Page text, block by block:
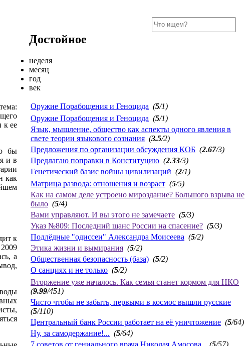
к ее
бы
и в
как
к
а
Достойное
неделя
месяц
год
век
Оружие Порабощения и Геноцида (5/1)
Оружие Порабощения и Геноцида (5/1)
Язык, мышление, общество как аспекты одного явления в
свете теории языкового сознания (3.5/2)
Предложения по организации обсуждения КОБ (2.67/3)
Предлагаю поправки в Конституцию (2.33/3)
Генетический базис войны цивилизаций (2/1)
Матрица развода: отношения и возраст (5/5)
Как на самом деле устроено мироздание? Большого взрыва не
было (5/4)
Вами управляют. И вы этого не замечаете (5/3)
Указ №809: Последний шанс России на спасение? (5/3)
Подлёдные "одиссеи" Александра Моисеева (5/2)
Этика жизни и вымирания (5/2)
Общественная безопасность (база) (5/2)
О санциях и не только (5/2)
Вторжение уже началось. Как семья станет кормом для НКО
(9.99/451)
Чисто чтобы не забыть, первыми в космос вышли русские
(5/110)
Центральный банк России работает на её уничтожение (5/64)
Ну, за самодержание!... (5/64)
7 советов от гениального врача Николая Амосова . (5/57)